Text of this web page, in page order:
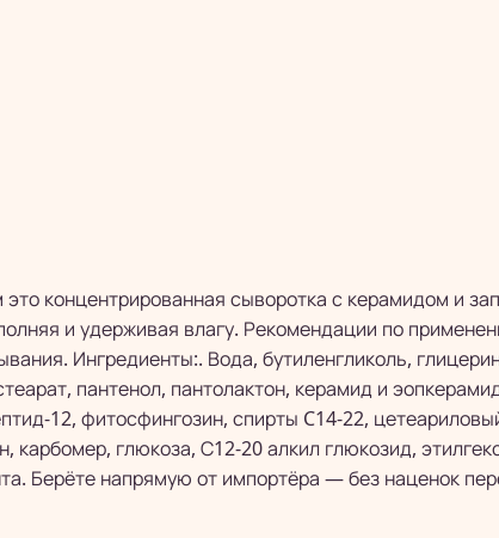
концентрированная сыворотка с керамидом и
и удерживая влагу. Рекомендации по
Ингредиенты:. Вода, бутиленгликоль,
пантенол, пантолактон, керамид и
12, фитосфингозин, спирты C14-22,
карбомер, глюкоза, С12-20 алкил глюкозид,
Берёте напрямую от импортёра — без наценок